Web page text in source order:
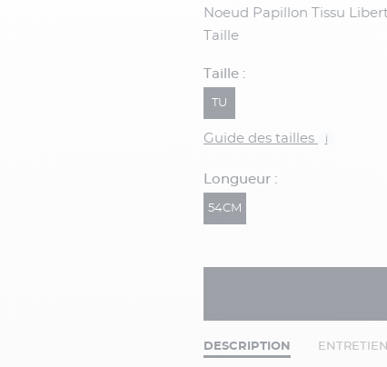
Noeud Papillon Tissu Liberty Grande
Taille
Taille :
TU
Guide des tailles i
Longueur :
54CM
DESCRIPTION ENTRETIEN